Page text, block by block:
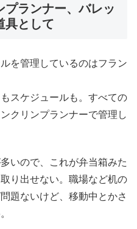
プランナー、バレッ
具として
を管理しているのはフラン
スケジュールも。すべての
クリンプランナーで管理し
いので、これが弁当箱みた
り出せない。職場など机の
題ないけど、移動中とかさ